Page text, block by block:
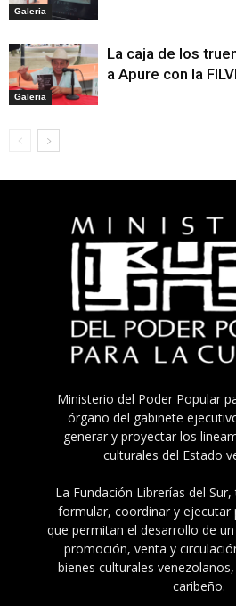
Galeria
Galeria
La caja de los
a Apure con la
Ministerio del Poder Popular
órgano del gabinete
generar y proyectar los
culturales del Estado
La Fundación Librerías del
formular, coordinar y ejecutar
que permitan el desarrollo de
promoción, venta y
bienes culturales
caribeño.